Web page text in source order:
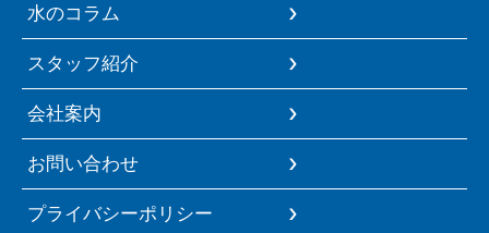
水のコラム
スタッフ紹介
会社案内
お問い合わせ
プライバシーポリシー